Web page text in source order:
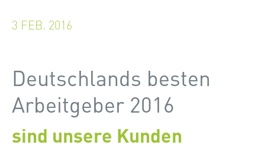
3 FEB. 2016
Deutschlands besten
Arbeitgeber 2016
sind unsere Kunden